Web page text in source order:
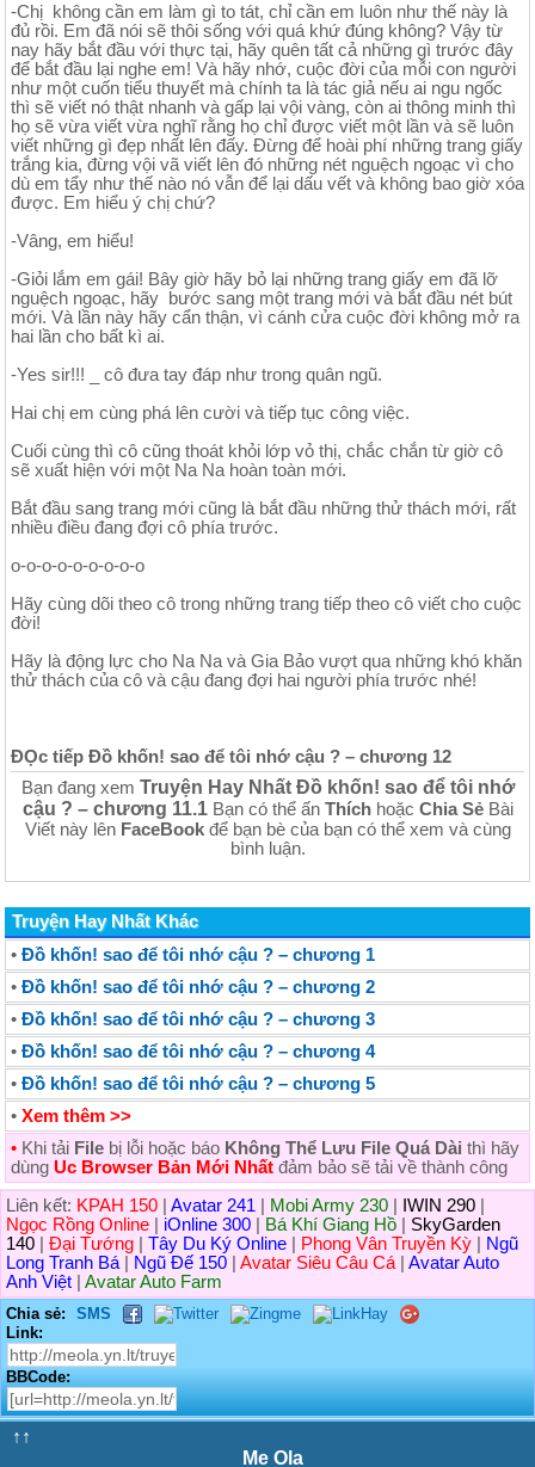
-Chị không cần em làm gì to tát, chỉ cần em luôn như thế này là
đủ rồi. Em đã nói sẽ thôi sống với quá khứ đúng không? Vậy từ
nay hãy bắt đầu với thực tại, hãy quên tất cả những gì trước đây
để bắt đầu lại nghe em! Và hãy nhớ, cuộc đời của mỗi con người
như một cuốn tiểu thuyết mà chính ta là tác giả nếu ai ngu ngốc
thì sẽ viết nó thật nhanh và gấp lại vội vàng, còn ai thông minh thì
họ sẽ vừa viết vừa nghĩ rằng họ chỉ được viết một lần và sẽ luôn
viết những gì đẹp nhất lên đấy. Đừng để hoài phí những trang giấy
trắng kia, đừng vội vã viết lên đó những nét nguệch ngoạc vì cho
dù em tẩy như thế nào nó vẫn để lại dấu vết và không bao giờ xóa
được. Em hiểu ý chị chứ?
-Vâng, em hiểu!
-Giỏi lắm em gái! Bây giờ hãy bỏ lại những trang giấy em đã lỡ
nguệch ngoạc, hãy bước sang một trang mới và bắt đầu nét bút
mới. Và lần này hãy cẩn thận, vì cánh cửa cuộc đời không mở ra
hai lần cho bất kì ai.
-Yes sir!!! _ cô đưa tay đáp như trong quân ngũ.
Hai chị em cùng phá lên cười và tiếp tục công việc.
Cuối cùng thì cô cũng thoát khỏi lớp vỏ thị, chắc chắn từ giờ cô
sẽ xuất hiện với một Na Na hoàn toàn mới.
Bắt đầu sang trang mới cũng là bắt đầu những thử thách mới, rất
nhiều điều đang đợi cô phía trước.
o-o-o-o-o-o-o-o-o
Hãy cùng dõi theo cô trong những trang tiếp theo cô viết cho cuộc
đời!
Hãy là động lực cho Na Na và Gia Bảo vượt qua những khó khăn
thử thách của cô và cậu đang đợi hai người phía trước nhé!
ĐỌc tiếp Đồ khốn! sao để tôi nhớ cậu ? – chương 12
Bạn đang xem Truyện Hay Nhất Đồ khốn! sao để tôi nhớ
cậu ? – chương 11.1Bạn có thể ấn Thíchhoặc Chia SẻBài
Viết này lên FaceBookđể bạn bè của bạn có thể xem và cùng
bình luận.
Truyện Hay Nhất Khác
• Đồ khốn! sao để tôi nhớ cậu ? – chương 1
• Đồ khốn! sao để tôi nhớ cậu ? – chương 2
• Đồ khốn! sao để tôi nhớ cậu ? – chương 3
• Đồ khốn! sao để tôi nhớ cậu ? – chương 4
• Đồ khốn! sao để tôi nhớ cậu ? – chương 5
• Xem thêm >>
• Khi tải File bị lỗi hoặc báo Không Thể Lưu File Quá Dài thì hãy
dùng Uc Browser Bản Mới Nhất đảm bảo sẽ tải về thành công
Liên kết: KPAH 150 Avatar 241 Mobi Army 230 IWIN 290
Ngọc Rồng Online
iOnline 300 Bá Khí Giang Hồ
SkyGarden
140
Đại Tướng Tây Du Ký Online Phong Vân Truyền Kỳ
Ngũ
Long Tranh Bá
Ngũ Đế 150 Avatar Siêu Câu Cá
Avatar Auto
Anh Việt
Avatar Auto Farm
Chia sẻ:
SMS
Link:
BBCode:
↑↑
Me Ola